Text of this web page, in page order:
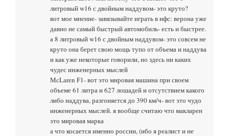
литровый w16 с двойным наддувом- это круто?
вот мое мнение- завязывайте играть в нфс: верона уже
давно не самый быстрый автомобиль- есть и быстрее.
а 8 литровый w16 с двойным наддувом- это совсем не
круто она берет свою мощь тупо от объема и наддува
и как уже некоторые говорили, но здесь ни каких
чудес инженерных мыслей
McLaren F1- вот это мировая машина при своем
объеме 61 литра и 627 лошадей и отсутствием какого
либо наддува, разгоняется до 390 км/ч- вот это чудо
инженерных мыслей. я вообще считаю что макларен
это мировая марка
а что косается именно россии, (ибо я реалист и не